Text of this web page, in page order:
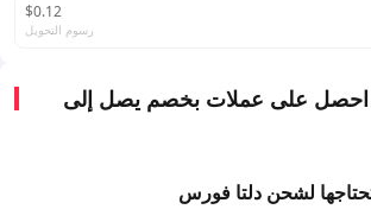
$0.12
رسوم التحويل
احصل على عملات بخصم يصل إلى
لشحن دلتا فورس